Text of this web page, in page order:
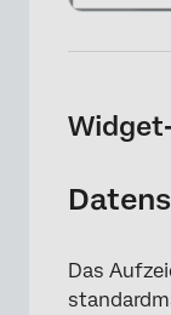
Das